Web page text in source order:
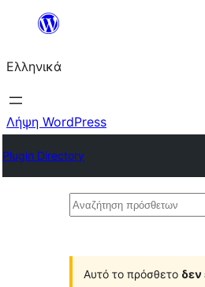
Μετάβαση
περιεχόμενο
Ελληνικά
Λήψη WordPress
Plugin Directory
Αναζήτηση
Αυτό το πρόσθετο δεν